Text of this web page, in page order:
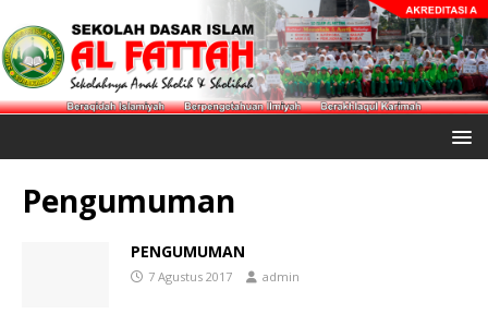
Pengumuman
PENGUMUMAN
7 Agustus 2017 admin